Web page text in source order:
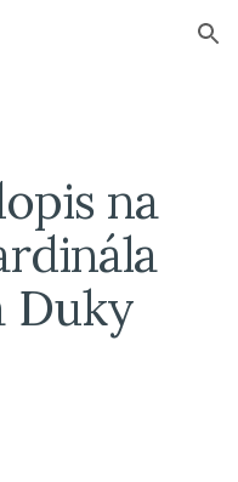
Skip to navigation
na
Duky